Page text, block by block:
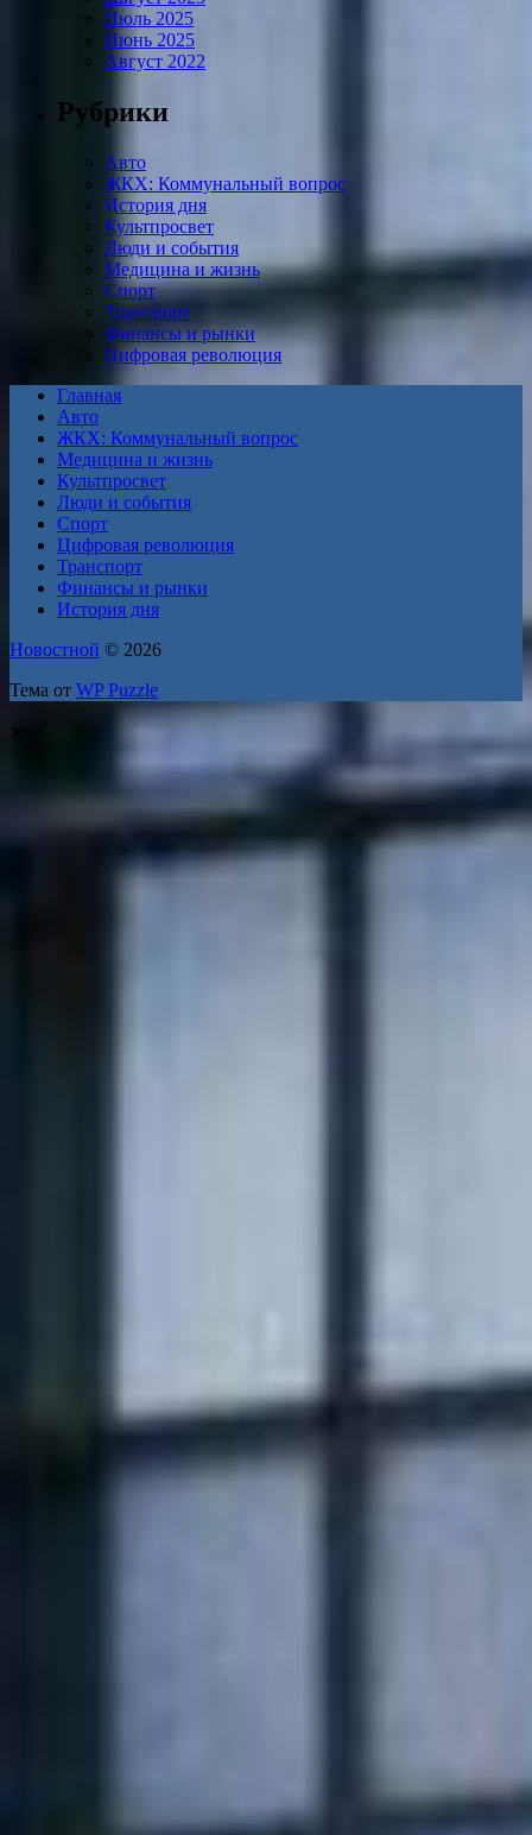
Июль 2025
Июнь 2025
Август 2022
Рубрики
Авто
ЖКХ: Коммунальный вопрос
История дня
Культпросвет
Люди и события
Медицина и жизнь
Спорт
Транспорт
Финансы и рынки
Цифровая революция
Главная
Авто
ЖКХ: Коммунальный вопрос
Медицина и жизнь
Культпросвет
Люди и события
Спорт
Цифровая революция
Транспорт
Финансы и рынки
История дня
Новостной © 2026
Тема от WP Puzzle
➤